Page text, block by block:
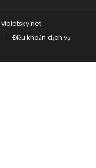
violetsky.net.
Điều khoản dịch vụ